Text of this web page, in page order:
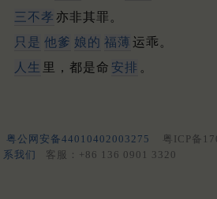
三不孝 亦非其罪。
只是 他爹 娘的 福薄 运乖。
人生 里，都是命 安排 。
粤公网安备44010402003275 粤ICP备
系我们
客服：+86 136 0901 3320